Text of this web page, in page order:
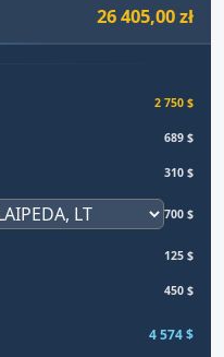
26 405,00 zł
2 750 $
689 $
310 $
700 $
125 $
450 $
4 574 $